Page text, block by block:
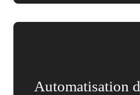
Automatisation